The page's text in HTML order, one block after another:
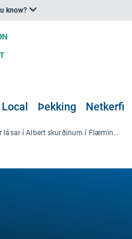
know?
Þekking Netkerfi
Nýir lásar í Albert skurðinum í Flæmingjalandi, Belgíu